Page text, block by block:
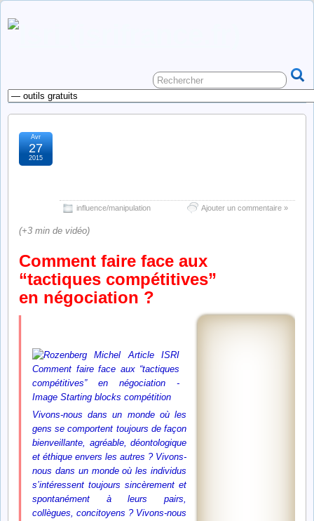
influence/manipulation Ajouter un commentaire »
Avr
27
2015
(+3 min de vidéo)
Comment faire face aux
“tactiques compétitives”
en négociation ?
Vivons-nous dans un monde où les
gens se comportent toujours de façon
bienveillante, agréable, déontologique
et éthique envers les autres ? Vivons-
nous dans un monde où les individus
s’intéressent toujours sincèrement et
spontanément à leurs pairs,
collègues, concitoyens ? Vivons-nous